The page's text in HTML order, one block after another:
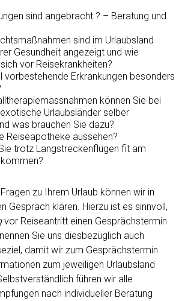
sind angebracht ? – Beratung und
sind im Urlaubsland
Gesundheit angezeigt und wie
vor Reisekrankheiten?
vorbestehende Erkrankungen besonders
können Sie bei
Urlaubsländer selber
was brauchen Sie dazu?
Reiseapotheke aussehen?
trotz Langstreckenflügen fit am
zu Ihrem Urlaub können wir in
Gespräch klären. Hierzu ist es sinnvoll,
vor Reiseantritt einen Gesprächstermin
Sie uns diesbezüglich auch
damit wir zum Gesprächstermin
zum jeweiligen Urlaubsland
führen wir alle
nach individueller Beratung